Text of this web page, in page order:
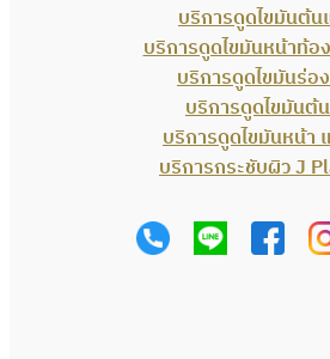
บริการดูดไขมันต้น
บริการดูดไขมันหน้าท้อ
บริการดูดไขมันร่อ
บริการดูดไขมันต้
บริการดูดไขมันหน้า
บริการกระชับผิว J